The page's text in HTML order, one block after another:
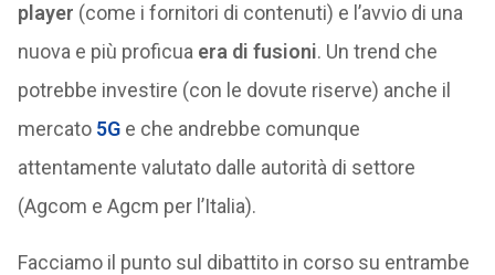
player (come i fornitori di contenuti) e l’avvio di una
nuova e più proficua era di fusioni. Un trend che
potrebbe investire (con le dovute riserve) anche il
mercato 5G e che andrebbe comunque
attentamente valutato dalle autorità di settore
(Agcom e Agcm per l’Italia).
Facciamo il punto sul dibattito in corso su entrambe